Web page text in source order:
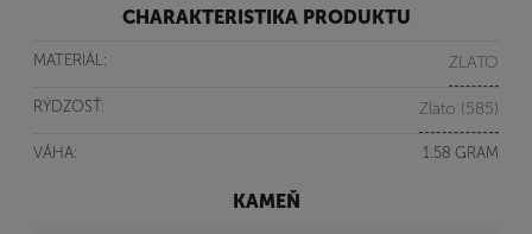
CHARAKTERISTIKA PRODUKTU
MATERIÁL: ZLATO
RÝDZOSŤ: Zlato (585)
VÁHA: 1.58 GRAM
KAMEŇ